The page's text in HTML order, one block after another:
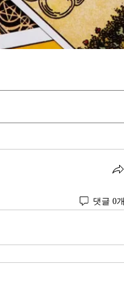
댓글 0개